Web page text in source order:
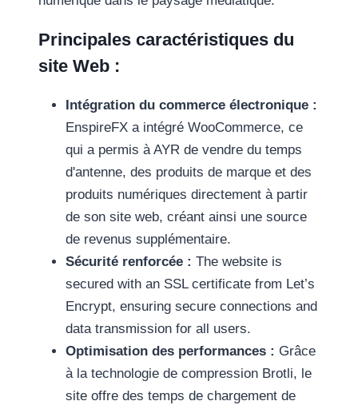
Principales caractéristiques du
site Web :
Intégration du commerce électronique :
EnspireFX a intégré WooCommerce, ce
qui a permis à AYR de vendre du temps
d'antenne, des produits de marque et des
produits numériques directement à partir
de son site web, créant ainsi une source
de revenus supplémentaire.
Sécurité renforcée : The website is
secured with an SSL certificate from Let’s
Encrypt, ensuring secure connections and
data transmission for all users.
Optimisation des performances : Grâce
à la technologie de compression Brotli, le
site offre des temps de chargement de